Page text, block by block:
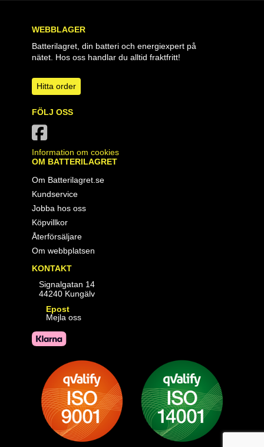
WEBBLAGER
Batterilagret, din batteri och energiexpert på
nätet. Hos oss handlar du alltid fraktfritt!
Hitta order
FÖLJ OSS
Information om cookies
OM BATTERILAGRET
Om Batterilagret.se
Kundservice
Jobba hos oss
Köpvillkor
Återförsäljare
Om webbplatsen
KONTAKT
Signalgatan 14
44240 Kungälv
Epost
Mejla oss